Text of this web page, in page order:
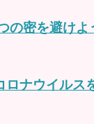
の密を避け
ロナウイルス